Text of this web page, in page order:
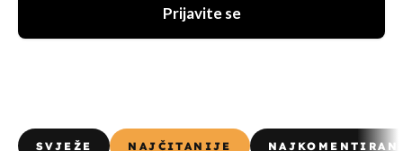
Prijavite se
SVJEŽE NAJČITANIJE